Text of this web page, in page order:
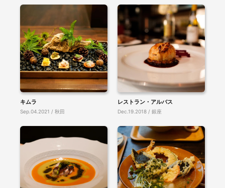
キムラ
Sep.04.2021 / 秋田
レストラン・アルバス
Dec.19.2018 / 銀座